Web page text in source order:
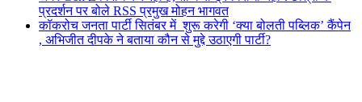
प्रदर्शन पर बोले RSS प्रमुख मोहन भागवत
कॉकरोच जनता पार्टी सितंबर में शुरू करेगी ‘क्या बोलती पब्लिक’ कैंपेन
, अभिजीत दीपके ने बताया कौन से मुद्दे उठाएगी पार्टी?